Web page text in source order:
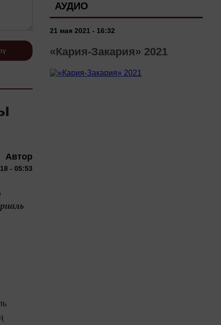
Автор
- 05:53
АУДИО
21 мая 2021 - 16:32
«Кария-Закария» 2021